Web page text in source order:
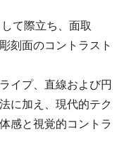
て際立ち、面取
刻面のコントラスト
イプ、直線および円
に加え、現代的テク
感と視覚的コントラ